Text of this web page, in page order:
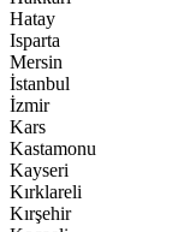
Hatay
Isparta
Mersin
İstanbul
İzmir
Kars
Kastamonu
Kayseri
Kırklareli
Kırşehir